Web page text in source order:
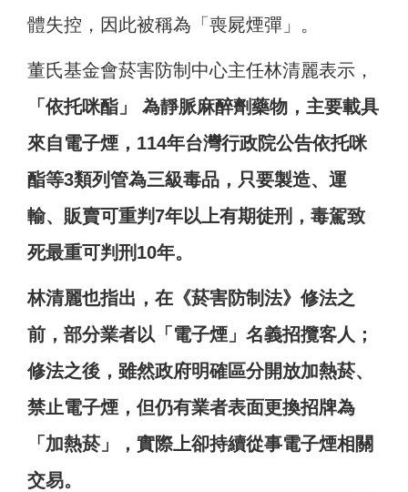
體失控，因此被稱為「喪屍煙彈」。
董氏基金會菸害防制中心主任林清麗表示，
「依托咪酯」 為靜脈麻醉劑藥物，主要載具
來自電子煙，114年台灣行政院公告依托咪
酯等3類列管為三級毒品，只要製造、運
輸、販賣可重判7年以上有期徒刑，毒駕致
死最重可判刑10年。
林清麗也指出，在《菸害防制法》修法之
前，部分業者以「電子煙」名義招攬客人；
修法之後，雖然政府明確區分開放加熱菸、
禁止電子煙，但仍有業者表面更換招牌為
「加熱菸」，實際上卻持續從事電子煙相關
交易。